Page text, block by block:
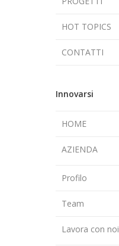
HOT TOPICS
CONTATTI
Innovarsi
HOME
AZIENDA
Profilo
Team
Lavora con noi